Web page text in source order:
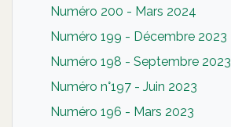
Numéro 200 - Mars 2024
Numéro 199 - Décembre 2023
Numéro 198 - Septembre 2023
Numéro n°197 - Juin 2023
Numéro 196 - Mars 2023